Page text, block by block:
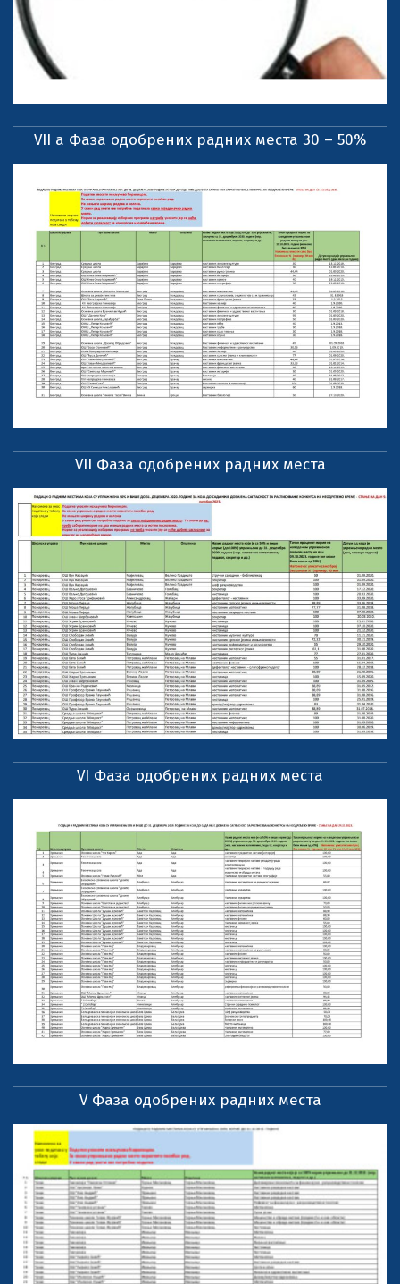
VII a Фаза одобрених радних места 30 – 50%
VII Фаза одобрених радних места
VI Фаза одобрених радних места
V Фаза одобрених радних места